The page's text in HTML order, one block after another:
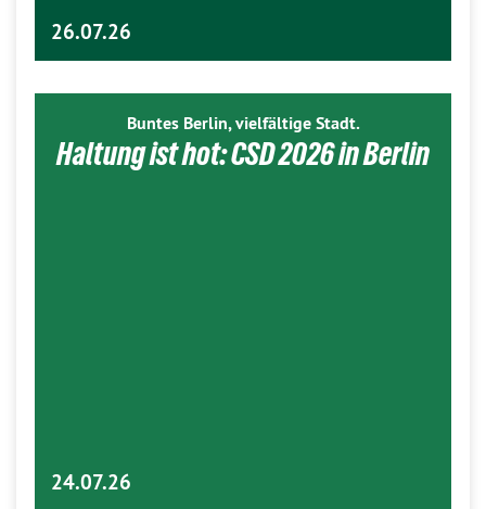
26.07.26
Buntes Berlin, vielfältige Stadt.
Haltung ist hot: CSD 2026 in Berlin
24.07.26